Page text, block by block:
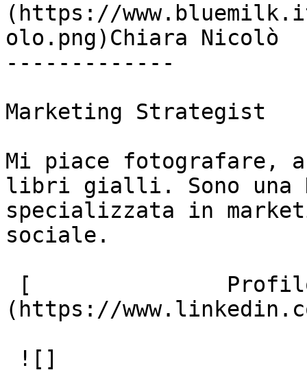
(https://
olo.png)Chiara Nicolò
-------------
Marketing Strategist
Mi piace fotografare,
libri gialli. Sono una
specializzata in
sociale.
(https://